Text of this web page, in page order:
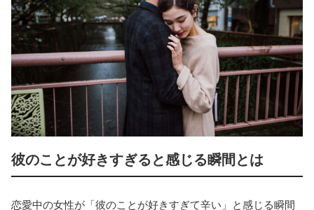
彼のことが好きすぎると感じる瞬間とは
恋愛中の女性が「彼のことが好きすぎて辛い」と感じる瞬間